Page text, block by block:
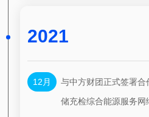
2021
12月
与中方财团正式签署
储充检综合能源服务网